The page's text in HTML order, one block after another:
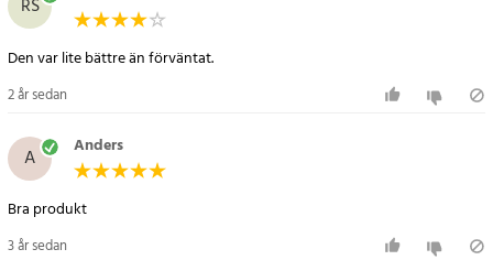
- Öppning: Knapptryckning
Artikelnummer:63538
RS
Den var lite bättre än förväntat.
2 år sedan
A Anders
Bra produkt
3 år sedan